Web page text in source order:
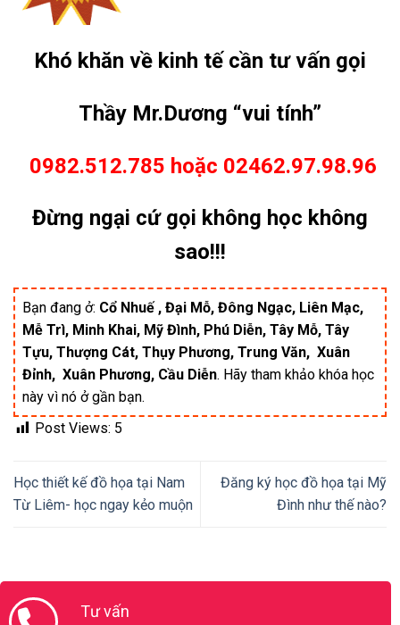
Khó khăn về kinh tế cần tư vấn gọi
Thầy Mr.Dương “vui tính”
0982.512.785 hoặc 02462.97.98.96
Đừng ngại cứ gọi không học không
sao!!!
Bạn đang ở: Cổ Nhuế , Đại Mỗ, Đông Ngạc, Liên Mạc,
Mễ Trì, Minh Khai, Mỹ Đình, Phú Diễn, Tây Mỗ, Tây
Tựu, Thượng Cát, Thụy Phương, Trung Văn, Xuân
Đỉnh, Xuân Phương, Cầu Diễn. Hãy tham khảo khóa học
này vì nó ở gần bạn.
Post Views: 5
Học thiết kế đồ họa tại Nam
Từ Liêm- học ngay kẻo muộn
Đăng ký học đồ họa tại Mỹ
Đình như thế nào?
Tư vấn